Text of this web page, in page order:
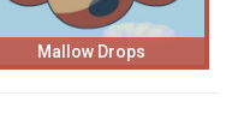
Mallow Drops